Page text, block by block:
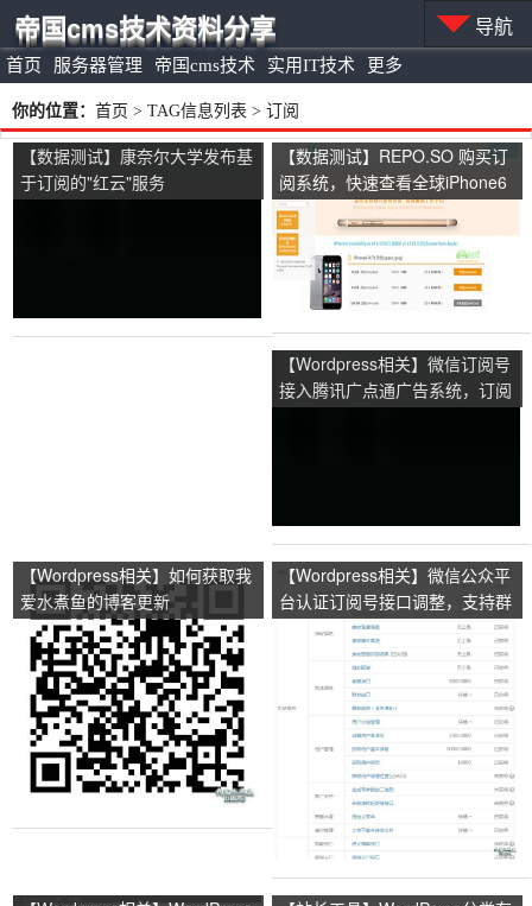
首页 服务器管理 帝国cms技术 实用IT技术 更多
帝国cms技术资料分享 导航
你的位置： 首页 > TAG信息列表 > 订阅
【数据测试】康奈尔大学发布基
于订阅的"红云"服务
【数据测试】REPO.SO 购买订
阅系统，快速查看全球iPhone6
预约实时供货信息
【Wordpress相关】微信订阅号
接入腾讯广点通广告系统，订阅
【Wordpress相关】如何获取我
爱水煮鱼的博客更新
【Wordpress相关】微信公众平
台认证订阅号接口调整，支持群
发和获取用户资料等